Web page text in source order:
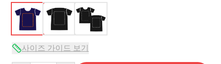
사이즈 가이드 보기